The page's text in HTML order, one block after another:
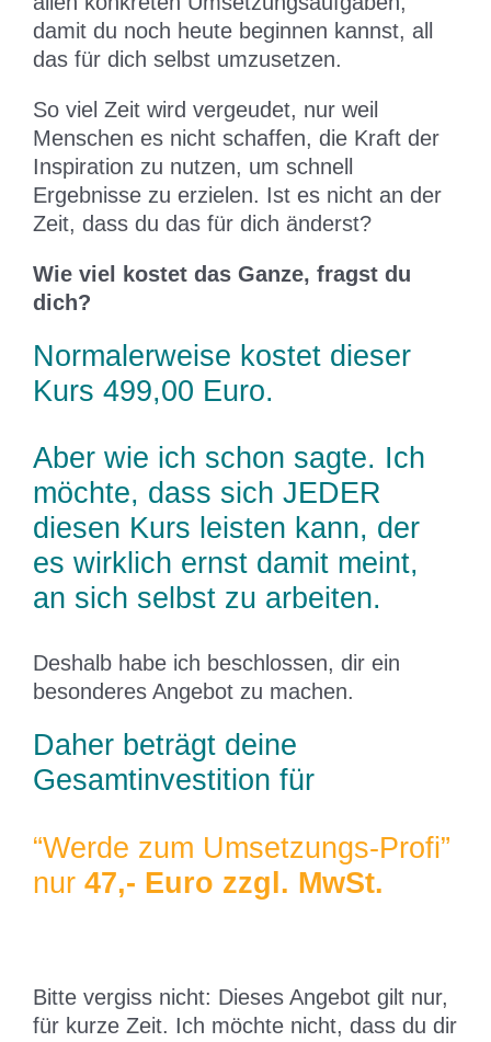
damit du noch heute beginnen kannst, all
das für dich selbst umzusetzen.
So viel Zeit wird vergeudet, nur weil
Menschen es nicht schaffen, die Kraft der
Inspiration zu nutzen, um schnell
Ergebnisse zu erzielen. Ist es nicht an der
Zeit, dass du das für dich änderst?
Wie viel kostet das Ganze, fragst du
dich?
Normalerweise kostet dieser
Kurs 499,00 Euro.
Aber wie ich schon sagte. Ich
möchte, dass sich JEDER
diesen Kurs leisten kann, der
es wirklich ernst damit meint,
an sich selbst zu arbeiten.
Deshalb habe ich beschlossen, dir ein
besonderes Angebot zu machen.
Daher beträgt deine
Gesamtinvestition für
“Werde zum Umsetzungs-Profi”
nur 47,- Euro zzgl. MwSt.
Bitte vergiss nicht: Dieses Angebot gilt nur,
für kurze Zeit. Ich möchte nicht, dass du dir